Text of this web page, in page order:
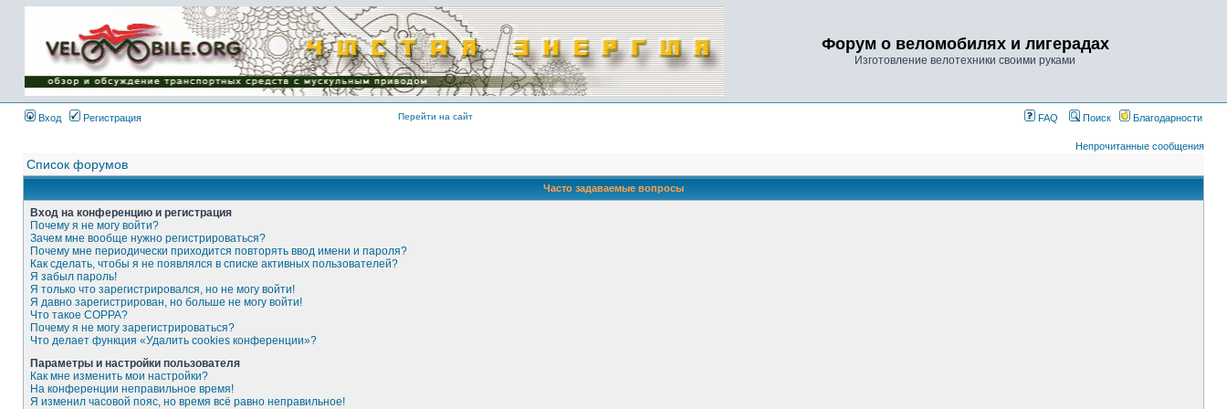
Имя пользователя:
Пароль:
{ LOG_ME_IN_SHORT
}
Форум о веломобилях и лигерадах
Изготовление велотехники своими руками
Вход Регистрация Перейти на сайт FAQ Поиск Благодарности
Непрочитанные сообщения
Список форумов
Часто задаваемые вопросы
Вход на конференцию и регистрация
Почему я не могу войти?
Зачем мне вообще нужно регистрироваться?
Почему мне периодически приходится повторять ввод имени и пароля?
Как сделать, чтобы я не появлялся в списке активных пользователей?
Я забыл пароль!
Я только что зарегистрировался, но не могу войти!
Я давно зарегистрирован, но больше не могу войти!
Что такое COPPA?
Почему я не могу зарегистрироваться?
Что делает функция «Удалить cookies конференции»?
Параметры и настройки пользователя
Как мне изменить мои настройки?
На конференции неправильное время!
Я изменил часовой пояс, но время всё равно неправильное!